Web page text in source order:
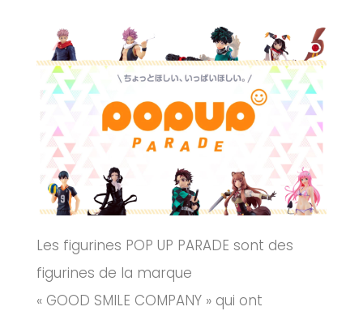
Les figurines POP UP PARADE sont des
figurines de la marque
« GOOD SMILE COMPANY » qui ont